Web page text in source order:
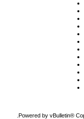
Powered by vBulletin®